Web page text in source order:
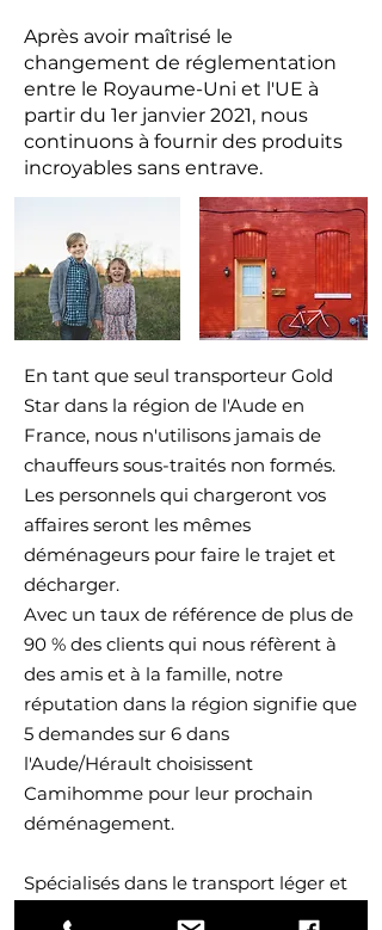
Après avoir maîtrisé le
changement de réglementation
entre le Royaume-Uni et l'UE à
partir du 1er janvier 2021, nous
continuons à fournir des produits
incroyables sans entrave.
En tant que seul transporteur Gold
Star dans la région de l'Aude en
France, nous n'utilisons jamais de
chauffeurs sous-traités non formés.
Les personnels qui chargeront vos
affaires seront les mêmes
déménageurs pour faire le trajet et
décharger.
Avec un taux de référence de plus de
90 % des clients qui nous réfèrent à
des amis et à la famille, notre
réputation dans la région signifie que
5 demandes sur 6 dans
l'Aude/Hérault choisissent
Camihomme pour leur prochain
déménagement.
Spécialisés dans le transport léger et